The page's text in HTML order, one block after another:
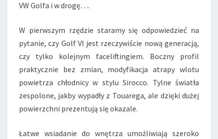
J
A
Z
D
!
VW Golfa i w drogę….
W pierwszym rzędzie staramy się odpowiedzieć na
pytanie, czy Golf VI jest rzeczywiście nową generacją,
czy tylko kolejnym faceliftingiem. Boczny profil
praktycznie bez zmian, modyfikacja atrapy wlotu
powietrza chłodnicy w stylu Sirocco. Tylne światła
zespolone, jakby wypadły z Touarega, ale dzięki dużej
powierzchni prezentują się okazale.
Łatwe wsiadanie do wnętrza umożliwiają szeroko